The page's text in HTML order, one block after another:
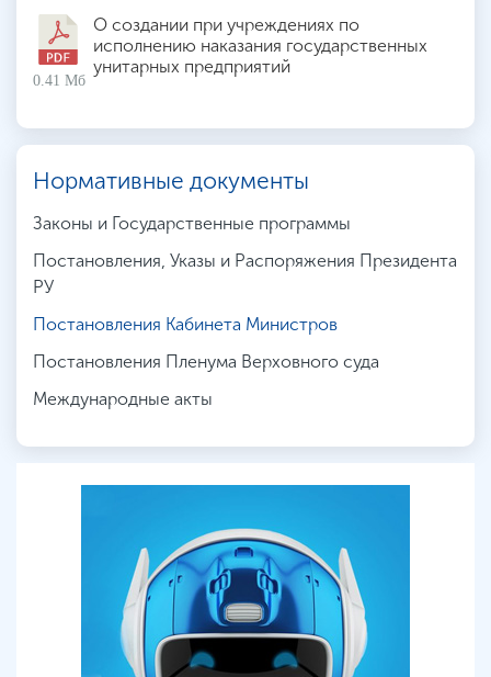
0.41 Мб
О создании при учреждениях по
исполнению наказания государственных
унитарных предприятий
Нормативные документы
Законы и Государственные программы
Постановления, Указы и Распоряжения Президента
РУ
Постановления Кабинета Министров
Постановления Пленума Верховного суда
Международные акты